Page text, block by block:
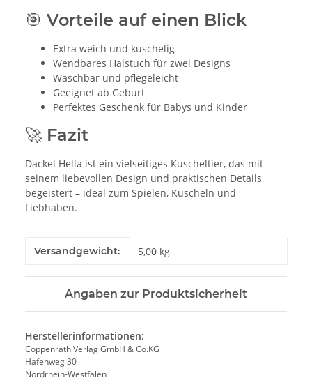
🎯 Vorteile auf einen Blick
Extra weich und kuschelig
Wendbares Halstuch für zwei Designs
Waschbar und pflegeleicht
Geeignet ab Geburt
Perfektes Geschenk für Babys und Kinder
🚀 Fazit
Dackel Hella ist ein vielseitiges Kuscheltier, das mit
seinem liebevollen Design und praktischen Details
begeistert – ideal zum Spielen, Kuscheln und
Liebhaben.
Produkteigenschaft
Wert
Versandgewicht: 5,00 kg
Angaben zur Produktsicherheit
Herstellerinformationen:
Coppenrath Verlag GmbH & Co.KG
Hafenweg 30
Nordrhein-Westfalen